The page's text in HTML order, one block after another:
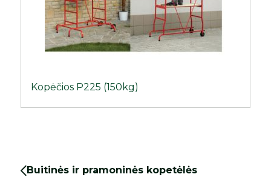
Buitinės ir pramoninės kopetėlės
Kopėčios P225 (150kg)